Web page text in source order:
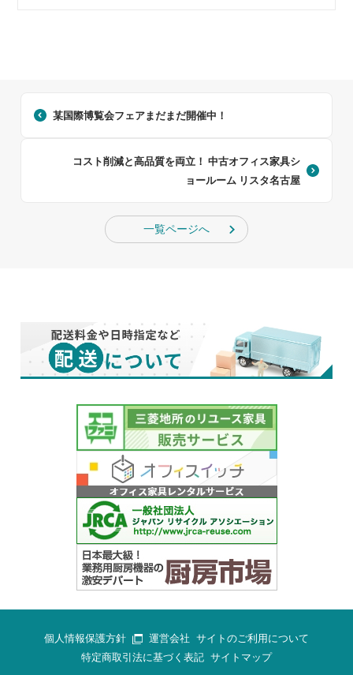
某国際博覧会フェアまだまだ開催中！
コスト削減と高品質を両立！ 中古オフィス家具シ
ョールーム リスタ名古屋
一覧ページへ
個人情報保護方針 運営会社 サイトのご利用について
特定商取引法に基づく表記 サイトマップ